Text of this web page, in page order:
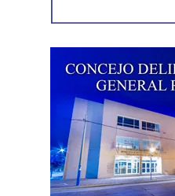
correspondiente para
denunciado como robado
Posteriormente, el
intervención del Gabinete
las pericias
encontrados quedaron bajo
procedencia.